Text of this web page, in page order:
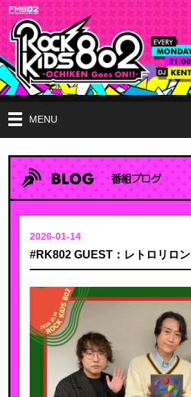
MENU
2026-01-14
#RK802 GUEST：レトロリロン